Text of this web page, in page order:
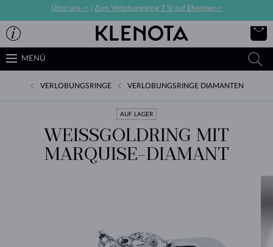
Über uns -> Zum Verlobungsring 7 % auf Eheringe->
MENÜ
VERLOBUNGSRINGE VERLOBUNGSRINGE DIAMANTEN
AUF LAGER
WEISSGOLDRING MIT M
ARQUISE-DIAMANT